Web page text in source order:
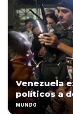
Venezuela
políticos a
MUNDO